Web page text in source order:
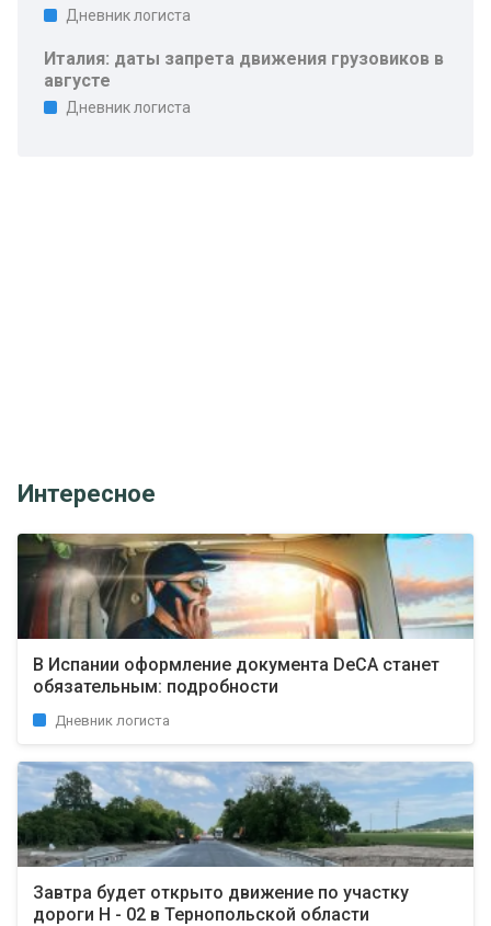
Дневник логиста
Италия: даты запрета движения грузовиков в
августе
Дневник логиста
Интересное
В Испании оформление документа DeCA станет
обязательным: подробности
Дневник логиста
Завтра будет открыто движение по участку
дороги Н - 02 в Тернопольской области